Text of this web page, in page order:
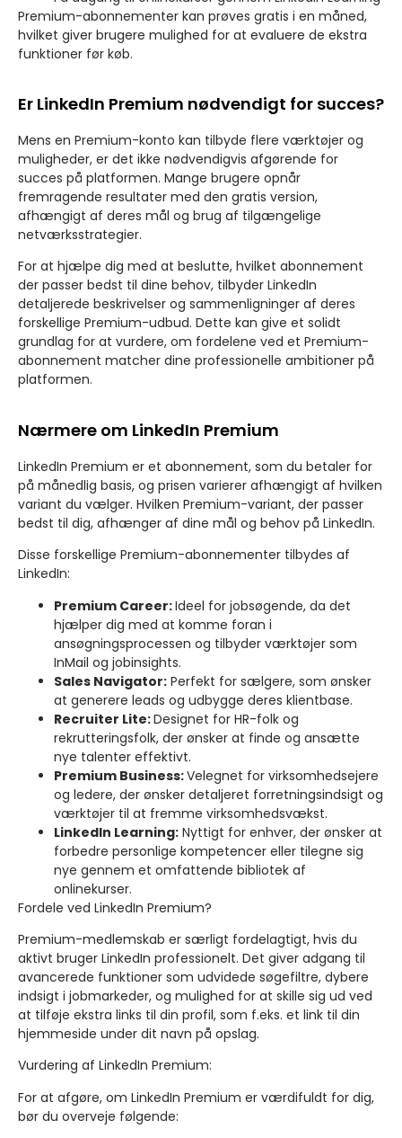
Premium-abonnementer kan prøves gratis i en måned,
hvilket giver brugere mulighed for at evaluere de ekstra
funktioner før køb.
Er LinkedIn Premium nødvendigt for succes?
Mens en Premium-konto kan tilbyde flere værktøjer og
muligheder, er det ikke nødvendigvis afgørende for
succes på platformen. Mange brugere opnår
fremragende resultater med den gratis version,
afhængigt af deres mål og brug af tilgængelige
netværksstrategier.
For at hjælpe dig med at beslutte, hvilket abonnement
der passer bedst til dine behov, tilbyder LinkedIn
detaljerede beskrivelser og sammenligninger af deres
forskellige Premium-udbud. Dette kan give et solidt
grundlag for at vurdere, om fordelene ved et Premium-
abonnement matcher dine professionelle ambitioner på
platformen.
Nærmere om LinkedIn Premium
LinkedIn Premium er et abonnement, som du betaler for
på månedlig basis, og prisen varierer afhængigt af hvilken
variant du vælger. Hvilken Premium-variant, der passer
bedst til dig, afhænger af dine mål og behov på LinkedIn.
Disse forskellige Premium-abonnementer tilbydes af
LinkedIn:
Premium Career:Ideel for jobsøgende, da det
hjælper dig med at komme foran i
ansøgningsprocessen og tilbyder værktøjer som
InMail og jobinsights.
Sales Navigator: Perfekt for sælgere, som ønsker
at generere leads og udbygge deres klientbase.
Recruiter Lite:Designet for HR-folk og
rekrutteringsfolk, der ønsker at finde og ansætte
nye talenter effektivt.
Premium Business:Velegnet for virksomhedsejere
og ledere, der ønsker detaljeret forretningsindsigt og
værktøjer til at fremme virksomhedsvækst.
LinkedIn Learning: Nyttigt for enhver, der ønsker at
forbedre personlige kompetencer eller tilegne sig
nye gennem et omfattende bibliotek af
onlinekurser.
Fordele ved LinkedIn Premium?
Premium-medlemskab er særligt fordelagtigt, hvis du
aktivt bruger LinkedIn professionelt. Det giver adgang til
avancerede funktioner som udvidede søgefiltre, dybere
indsigt i jobmarkeder, og mulighed for at skille sig ud ved
at tilføje ekstra links til din profil, som f.eks. et link til din
hjemmeside under dit navn på opslag.
Vurdering af LinkedIn Premium:
For at afgøre, om LinkedIn Premium er værdifuldt for dig,
bør du overveje følgende: